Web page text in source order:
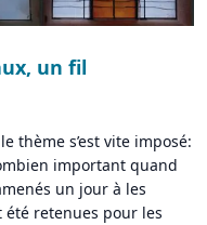
un fil
thème s’est vite imposé:
important quand
un jour à les
retenues pour les